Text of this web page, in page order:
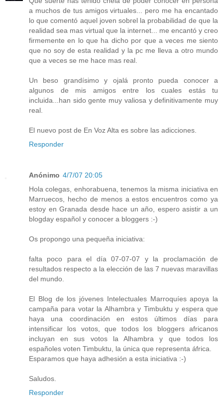
a muchos de tus amigos virtuales... pero me ha encantado
lo que comentó aquel joven sobrel la probabilidad de que la
realidad sea mas virtual que la internet... me encantó y creo
firmemente en lo que ha dicho por que a veces me siento
que no soy de esta realidad y la pc me lleva a otro mundo
que a veces se me hace mas real.
Un beso grandísimo y ojalá pronto pueda conocer a
algunos de mis amigos entre los cuales estás tu
incluida...han sido gente muy valiosa y definitivamente muy
real.
El nuevo post de En Voz Alta es sobre las adicciones.
Responder
Anónimo 4/7/07 20:05
Hola colegas, enhorabuena, tenemos la misma iniciativa en
Marruecos, hecho de menos a estos encuentros como ya
estoy en Granada desde hace un año, espero asistir a un
blogday español y conocer a bloggers :-)
Os propongo una pequeña iniciativa:
falta poco para el día 07-07-07 y la proclamación de
resultados respecto a la elección de las 7 nuevas maravillas
del mundo.
El Blog de los jóvenes Intelectuales Marroquíes apoya la
campaña para votar la Alhambra y Timbuktu y espera que
haya una coordinación en estos últimos días para
intensificar los votos, que todos los bloggers africanos
incluyan en sus votos la Alhambra y que todos los
españoles voten Timbuktu, la única que representa áfrica.
Esparamos que haya adhesión a esta iniciativa :-)
Saludos.
Responder